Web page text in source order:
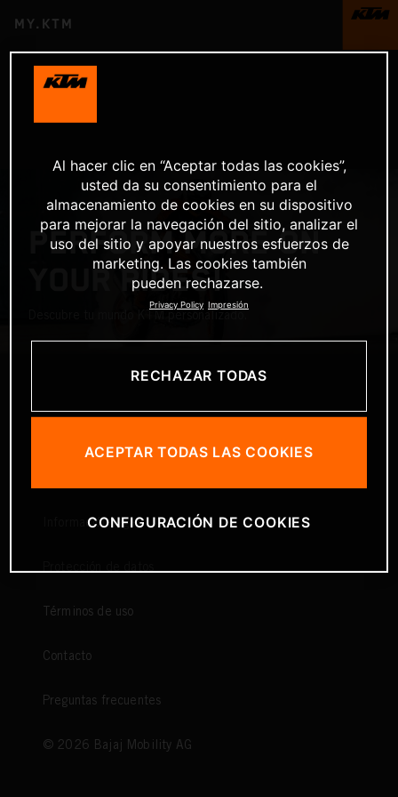
MY.KTM
PERFORM MORE ON
YOUR RIDES!
Información legal
Protección de datos
Términos de uso
Contacto
Preguntas frecuentes
© 2026 Bajaj Mobility AG
Al hacer clic en “Aceptar todas las cookies”,
usted da su consentimiento para el
almacenamiento de cookies en su dispositivo
para mejorar la navegación del sitio, analizar el
uso del sitio y apoyar nuestros esfuerzos de
marketing. Las cookies también
pueden rechazarse.
Privacy Policy Impresión
RECHAZAR TODAS
ACEPTAR TODAS LAS COOKIES
CONFIGURACIÓN DE COOKIES